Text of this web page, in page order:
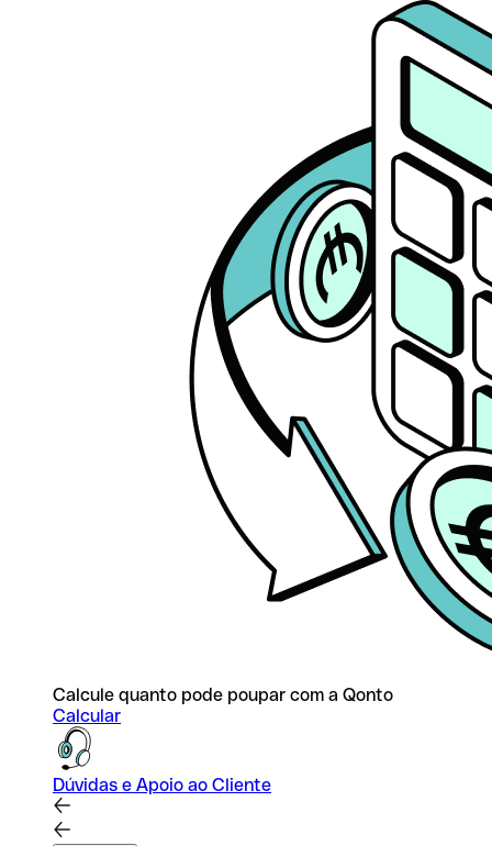
Calcule quanto pode poupar com a Qonto
Calcular
Dúvidas e Apoio ao Cliente